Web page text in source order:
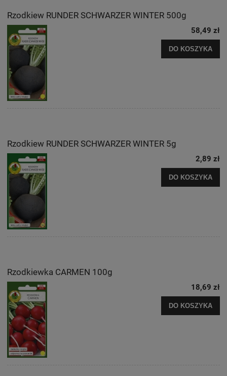
Rzodkiew RUNDER SCHWARZER WINTER 500g
58,49 zł
DO KOSZYKA
Rzodkiew RUNDER SCHWARZER WINTER 5g
2,89 zł
DO KOSZYKA
Rzodkiewka CARMEN 100g
18,69 zł
DO KOSZYKA